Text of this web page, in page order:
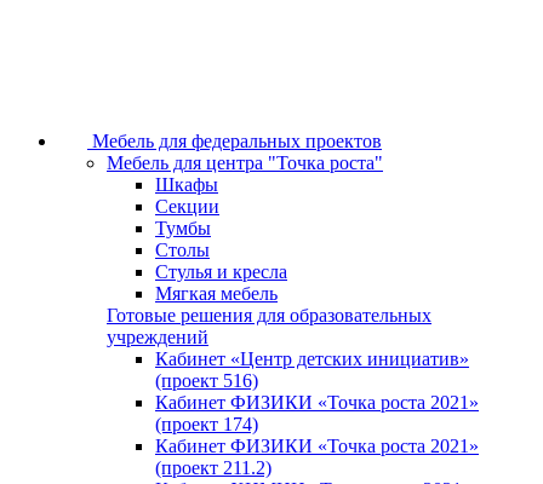
Мебель для федеральных проектов
Мебель для центра "Точка роста"
Шкафы
Секции
Тумбы
Столы
Стулья и кресла
Мягкая мебель
Готовые решения для образовательных
учреждений
Кабинет «Центр детских инициатив»
(проект 516)
Кабинет ФИЗИКИ «Точка роста 2021»
(проект 174)
Кабинет ФИЗИКИ «Точка роста 2021»
(проект 211.2)